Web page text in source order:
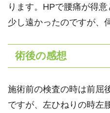
ります。HPで腰痛が得意
少し遠かったのですが、
術後の感想
施術前の検査の時は前屈
ですが、左ひねりの時左